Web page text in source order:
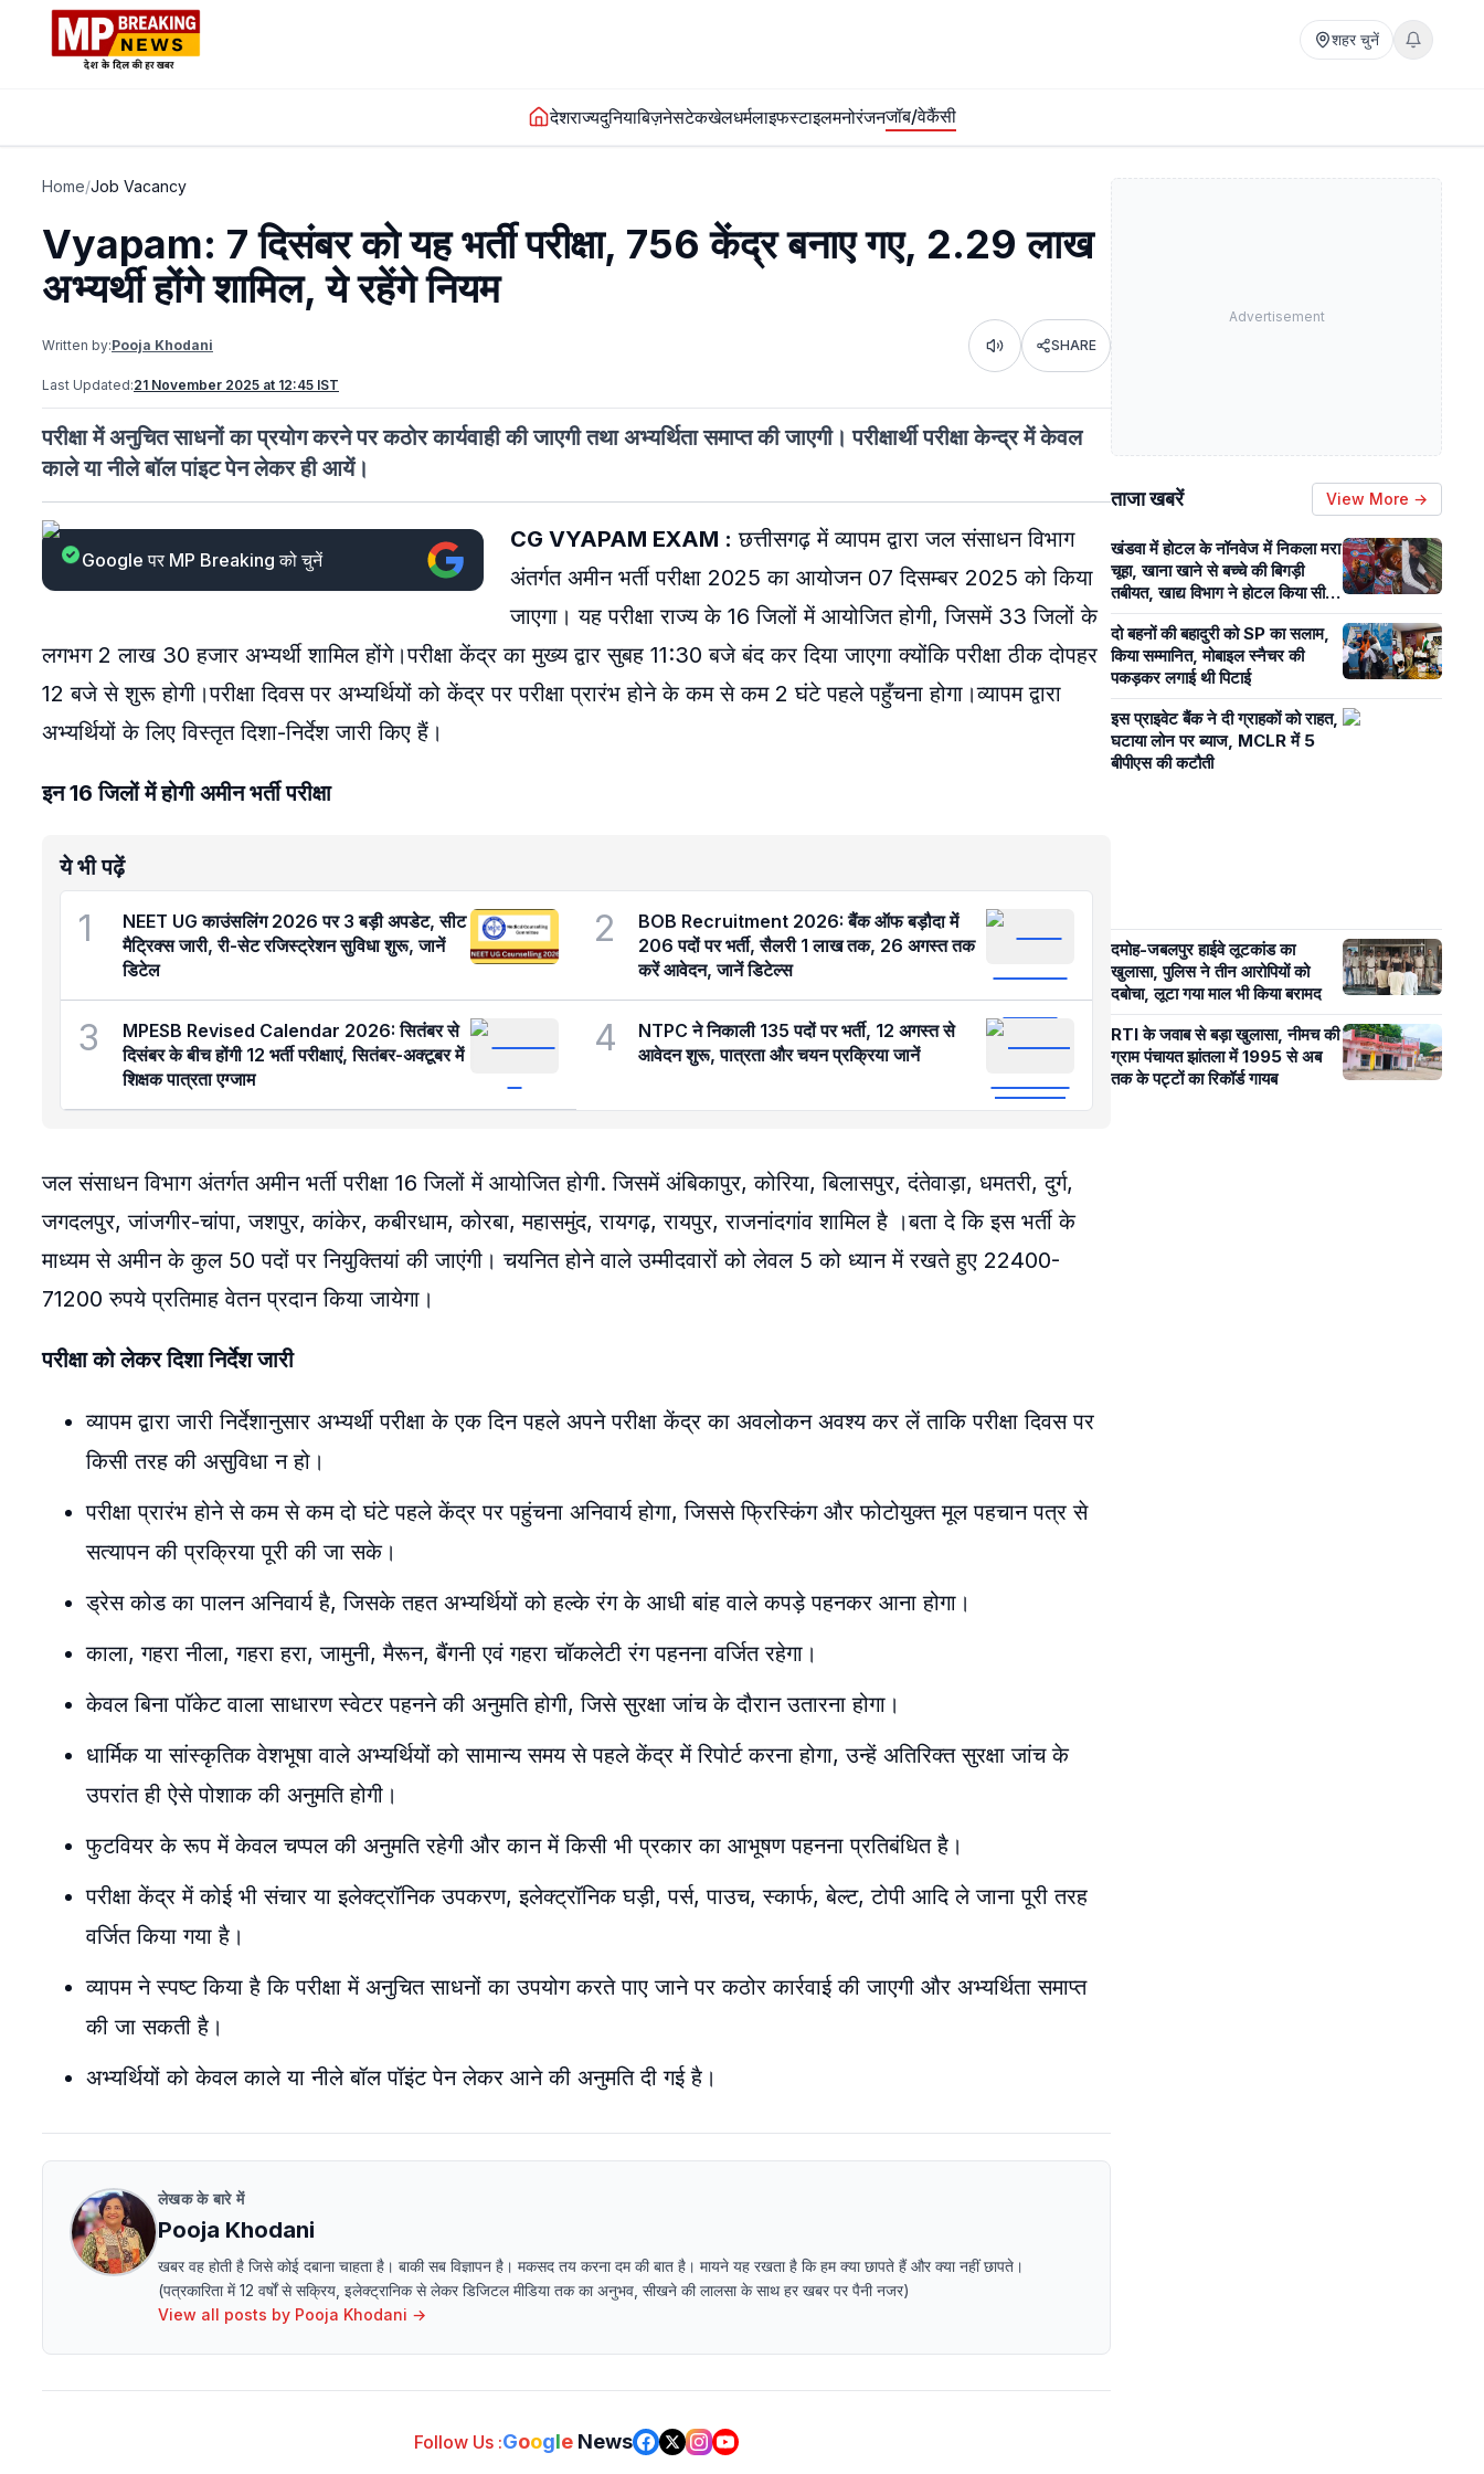
शहर चुनें
देशराज्यदुनियाबिज़नेसटेकखेलधर्मलाइफस्टाइलमनोरंजनजॉब/वेकैंसी
Home/Job Vacancy
Vyapam: 7 दिसंबर को यह भर्ती परीक्षा, 756 केंद्र बनाए गए, 2.29 लाख
अभ्यर्थी होंगे शामिल, ये रहेंगे नियम
Written by:Pooja Khodani Listen SHARE
Last Updated:21 November 2025 at 12:45 IST
परीक्षा में अनुचित साधनों का प्रयोग करने पर कठोर कार्यवाही की जाएगी तथा अभ्यर्थिता समाप्त की जाएगी। परीक्षार्थी परीक्षा केन्द्र में केवल
काले या नीले बॉल पांइट पेन लेकर ही आयें।
Google पर MP Breaking को चुनें
CG VYAPAM EXAM : छत्तीसगढ़ में व्यापम द्वारा जल संसाधन विभाग
अंतर्गत अमीन भर्ती परीक्षा 2025 का आयोजन 07 दिसम्बर 2025 को किया
जाएगा। यह परीक्षा राज्य के 16 जिलों में आयोजित होगी, जिसमें 33 जिलों के
लगभग 2 लाख 30 हजार अभ्यर्थी शामिल होंगे।परीक्षा केंद्र का मुख्य द्वार सुबह 11:30 बजे बंद कर दिया जाएगा क्योंकि परीक्षा ठीक दोपहर
12 बजे से शुरू होगी।परीक्षा दिवस पर अभ्यर्थियों को केंद्र पर परीक्षा प्रारंभ होने के कम से कम 2 घंटे पहले पहुँचना होगा।व्यापम द्वारा
अभ्यर्थियों के लिए विस्तृत दिशा-निर्देश जारी किए हैं।
इन 16 जिलों में होगी अमीन भर्ती परीक्षा
ये भी पढ़ें
1
NEET UG काउंसलिंग 2026 पर 3 बड़ी अपडेट, सीट
मैट्रिक्स जारी, री-सेट रजिस्ट्रेशन सुविधा शुरू, जानें
डिटेल
2
BOB Recruitment 2026: बैंक ऑफ बड़ौदा में
206 पदों पर भर्ती, सैलरी 1 लाख तक, 26 अगस्त तक
करें आवेदन, जानें डिटेल्स
3
MPESB Revised Calendar 2026: सितंबर से
दिसंबर के बीच होंगी 12 भर्ती परीक्षाएं, सितंबर-अक्टूबर में
शिक्षक पात्रता एग्जाम
4
NTPC ने निकाली 135 पदों पर भर्ती, 12 अगस्त से
आवेदन शुरू, पात्रता और चयन प्रक्रिया जानें
जल संसाधन विभाग अंतर्गत अमीन भर्ती परीक्षा 16 जिलों में आयोजित होगी. जिसमें अंबिकापुर, कोरिया, बिलासपुर, दंतेवाड़ा, धमतरी, दुर्ग,
जगदलपुर, जांजगीर-चांपा, जशपुर, कांकेर, कबीरधाम, कोरबा, महासमुंद, रायगढ़, रायपुर, राजनांदगांव शामिल है ।बता दे कि इस भर्ती के
माध्यम से अमीन के कुल 50 पदों पर नियुक्तियां की जाएंगी। चयनित होने वाले उम्मीदवारों को लेवल 5 को ध्यान में रखते हुए 22400-
71200 रुपये प्रतिमाह वेतन प्रदान किया जायेगा।
परीक्षा को लेकर दिशा निर्देश जारी
व्यापम द्वारा जारी निर्देशानुसार अभ्यर्थी परीक्षा के एक दिन पहले अपने परीक्षा केंद्र का अवलोकन अवश्य कर लें ताकि परीक्षा दिवस पर
किसी तरह की असुविधा न हो।
परीक्षा प्रारंभ होने से कम से कम दो घंटे पहले केंद्र पर पहुंचना अनिवार्य होगा, जिससे फ्रिस्किंग और फोटोयुक्त मूल पहचान पत्र से
सत्यापन की प्रक्रिया पूरी की जा सके।
ड्रेस कोड का पालन अनिवार्य है, जिसके तहत अभ्यर्थियों को हल्के रंग के आधी बांह वाले कपड़े पहनकर आना होगा।
काला, गहरा नीला, गहरा हरा, जामुनी, मैरून, बैंगनी एवं गहरा चॉकलेटी रंग पहनना वर्जित रहेगा।
केवल बिना पॉकेट वाला साधारण स्वेटर पहनने की अनुमति होगी, जिसे सुरक्षा जांच के दौरान उतारना होगा।
धार्मिक या सांस्कृतिक वेशभूषा वाले अभ्यर्थियों को सामान्य समय से पहले केंद्र में रिपोर्ट करना होगा, उन्हें अतिरिक्त सुरक्षा जांच के
उपरांत ही ऐसे पोशाक की अनुमति होगी।
फुटवियर के रूप में केवल चप्पल की अनुमति रहेगी और कान में किसी भी प्रकार का आभूषण पहनना प्रतिबंधित है।
परीक्षा केंद्र में कोई भी संचार या इलेक्ट्रॉनिक उपकरण, इलेक्ट्रॉनिक घड़ी, पर्स, पाउच, स्कार्फ, बेल्ट, टोपी आदि ले जाना पूरी तरह
वर्जित किया गया है।
व्यापम ने स्पष्ट किया है कि परीक्षा में अनुचित साधनों का उपयोग करते पाए जाने पर कठोर कार्रवाई की जाएगी और अभ्यर्थिता समाप्त
की जा सकती है।
अभ्यर्थियों को केवल काले या नीले बॉल पॉइंट पेन लेकर आने की अनुमति दी गई है।
लेखक के बारे में
Pooja Khodani
खबर वह होती है जिसे कोई दबाना चाहता है। बाकी सब विज्ञापन है। मकसद तय करना दम की बात है। मायने यह रखता है कि हम क्या छापते हैं और क्या नहीं छापते।
(पत्रकारिता में 12 वर्षों से सक्रिय, इलेक्ट्रानिक से लेकर डिजिटल मीडिया तक का अनुभव, सीखने की लालसा के साथ हर खबर पर पैनी नजर)
View all posts by Pooja Khodani →
Follow Us :Google News
Advertisement
ताजा खबरें View More →
खंडवा में होटल के नॉनवेज में निकला मरा
चूहा, खाना खाने से बच्चे की बिगड़ी
तबीयत, खाद्य विभाग ने होटल किया सील,
देखें वीडियो
दो बहनों की बहादुरी को SP का सलाम,
किया सम्मानित, मोबाइल स्नैचर की
पकड़कर लगाई थी पिटाई
इस प्राइवेट बैंक ने दी ग्राहकों को राहत,
घटाया लोन पर ब्याज, MCLR में 5
बीपीएस की कटौती
दमोह-जबलपुर हाईवे लूटकांड का
खुलासा, पुलिस ने तीन आरोपियों को
दबोचा, लूटा गया माल भी किया बरामद
RTI के जवाब से बड़ा खुलासा, नीमच की
ग्राम पंचायत झांतला में 1995 से अब
तक के पट्टों का रिकॉर्ड गायब